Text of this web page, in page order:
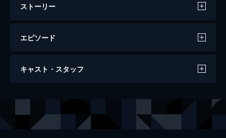
ストーリー
エピソード
妖怪の孫
キャスト・スタッフ